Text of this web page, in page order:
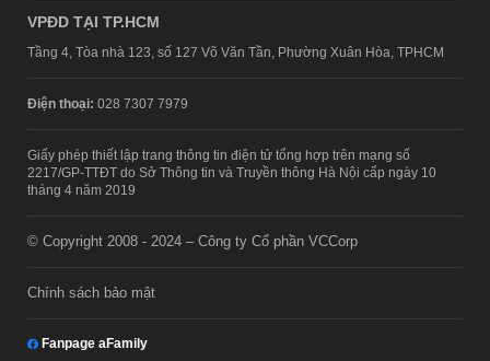
VPĐD TẠI TP.HCM
Tầng 4, Tòa nhà 123, số 127 Võ Văn Tần, Phường Xuân Hòa, TPHCM
Điện thoại: 028 7307 7979
Giấy phép thiết lập trang thông tin điện tử tổng hợp trên mạng số
2217/GP-TTĐT do Sở Thông tin và Truyền thông Hà Nội cấp ngày 10
tháng 4 năm 2019
© Copyright 2008 - 2024 – Công ty Cổ phần VCCorp
Chính sách bảo mật
Fanpage aFamily